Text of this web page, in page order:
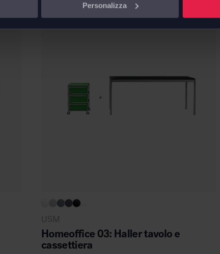
Personalizza
USM
Homeoffice 03: Haller tavolo e
cassettiera